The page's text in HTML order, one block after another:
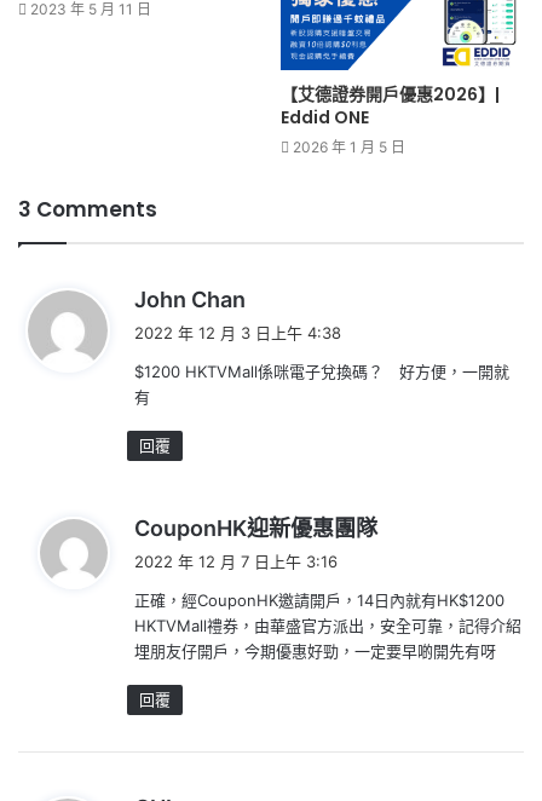
2023 年 5 月 11 日
【艾德證券開戶優惠2026】|
Eddid ONE
2026 年 1 月 5 日
3 Comments
John Chan
2022 年 12 月 3 日上午 4:38
$1200 HKTVMall係咪電子兌換碼？ 好方便，一開就
有
回覆
CouponHK迎新優惠團隊
2022 年 12 月 7 日上午 3:16
正確，經CouponHK邀請開戶，14日內就有HK$1200
HKTVMall禮券，由華盛官方派出，安全可靠，記得介紹
埋朋友仔開戶，今期優惠好勁，一定要早啲開先有呀
回覆